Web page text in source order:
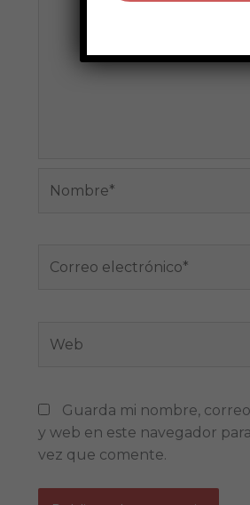
electrónico*
Guarda mi nombre,
y web en este navegador
vez que comente.